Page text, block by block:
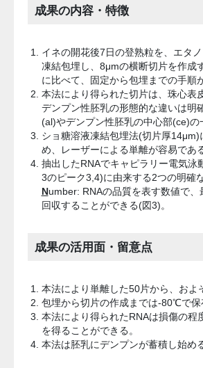
成果の内容・特徴
イネの開花後7日の登熟粒を、エタ
凍結包埋し、8μmの横断切片を作成
に比べて、固定から包埋までの手順
本法により得られた切片は、珠心表
デンプン性胚乳の形態的な違いは明
(al)やデンプン性胚乳の中心部(ce)
ショ糖溶液凍結包埋法(切片厚
め、レーザーによる単離が容易であ
抽出したRNAでキャピラリー電気
3のピーク3,4)に由来する2つの明確
Number: RNAの品質を表す数値で
回収することができる(図3)。
成果の活用面・留意点
本法により単離した50片から、お
包埋から切片の作成までは-80℃で
本法により得られたRNAは損傷の
を得ることができる。
本法は胚乳にデンプンが蓄積し始め